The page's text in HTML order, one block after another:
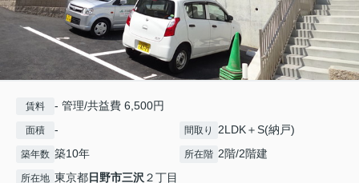
賃料 - 管理/共益費 6,500円
面積 - 間取り 2LDK＋S(納戸)
築年数 築10年 所在階 2階/2階建
所在地 東京都日野市三沢 ２丁目